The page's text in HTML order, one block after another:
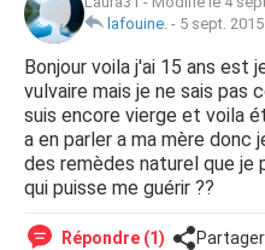
lafouine. - 5 sept.
Bonjour voila j'ai 15 ans est
vulvaire mais je ne sais pas
suis encore vierge et voila
a en parler a ma mère donc
des remèdes naturel que
qui puisse me guérir ??
Répondre (1) Partager